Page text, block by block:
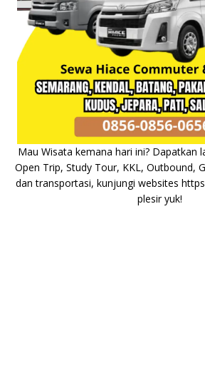
Mau Wisata kemana hari ini? Dapatkan
Open Trip, Study Tour, KKL, Outbound,
dan transportasi, kunjungi websites
plesir yuk!